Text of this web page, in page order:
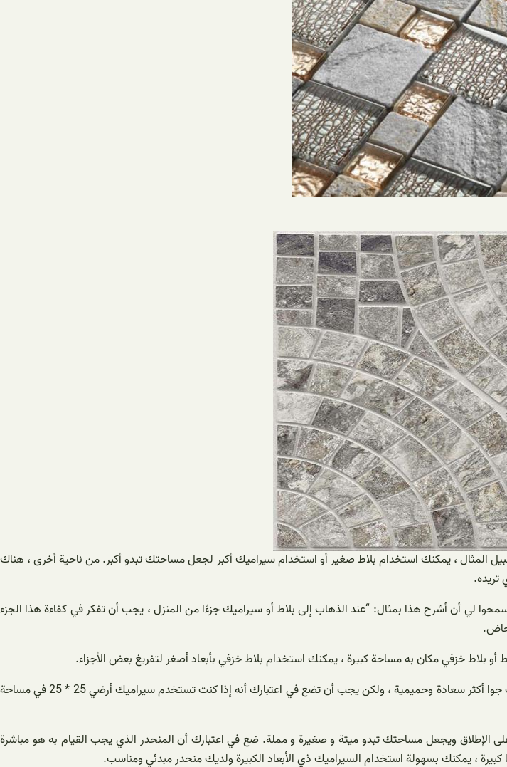
المثال ، يمكنك استخدام بلاط صغير أو استخدام سيراميك أكبر لجعل مساحتك تبدو أكبر. من ناحية أخرى ، هناك
تريده.
لي أن أشرح هذا بمثال: “عند الذهاب إلى بلاط أو سيراميك جزءًا من المنزل ، يجب أن تفكر في كفاءة هذا الجزء
بلاط خزفي مكان به مساحة كبيرة ، يمكنك استخدام بلاط خزفي بأبعاد أصغر لتفريغ بعض الأجزاء.
أنت أقل وضوحا ” يمكن أن يكون ترتيب بلاط السيراميك الصغير أكثر تنوعا من السيراميك الكبير ويمنحك جوا أكثر سعادة وحميمية ، ولكن يجب أن تضع في اعتبارك أنه إذا كنت تستخدم سيراميك أرضي 25 * 25 في مساحة
90 × 90 للمساحات الصغيرة ليس خيارا جيدا على الإطلاق ويجعل مساحتك تبدو ميتة و صغيرة و مملة. ضع في اعتبارك أن المنحدر الذي يجب القيام به هو مباشرة
، يمكنك بسهولة استخدام السيراميك ذي الأبعاد الكبيرة ولديك منحدر مبدئي ومناسب.